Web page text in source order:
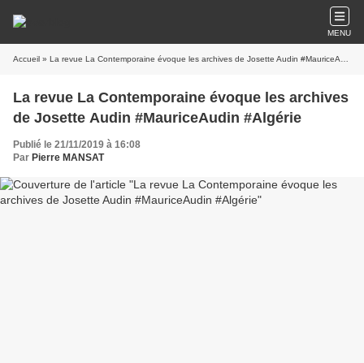
MENU
Accueil » La revue La Contemporaine évoque les archives de Josette Audin #MauriceAudin #Algérie
La revue La Contemporaine évoque les archives
de Josette Audin #MauriceAudin #Algérie
Publié le 21/11/2019 à 16:08
Par Pierre MANSAT